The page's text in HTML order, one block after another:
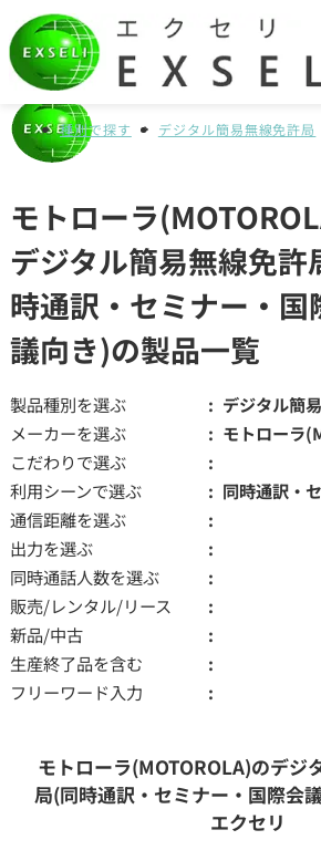
種別で探す デジタル簡易無線免許局
モトローラ
デジタル簡易無線免許
時通訳・セミナー・国
議向き)の製品一覧
製品種別を選ぶ
デジタル簡
メーカーを選ぶ
モトローラ
こだわりで選ぶ
利用シーンで選ぶ
同時通訳・
通信距離を選ぶ
出力を選ぶ
同時通話人数を選ぶ
販売/レンタル/リース
新品/中古
生産終了品を含む
フリーワード入力
モトローラ(MOTOROLA)のデジ
局(同時通訳・セミナー・国際会
エクセリ